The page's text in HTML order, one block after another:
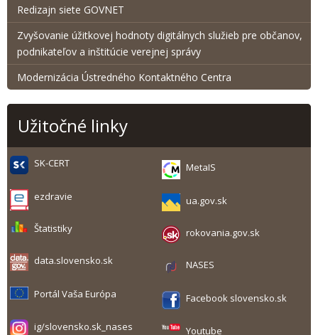
Redizajn siete GOVNET
Zvyšovanie úžitkovej hodnoty digitálnych služieb pre občanov,
podnikateľov a inštitúcie verejnej správy
Modernizácia Ústredného Kontaktného Centra
Užitočné linky
SK-CERT MetaIS
ezdravie ua.gov.sk
Štatistiky rokovania.gov.sk
data.slovensko.sk NASES
Portál Vaša Európa Facebook slovensko.sk
ig/slovensko.sk_nases Youtube